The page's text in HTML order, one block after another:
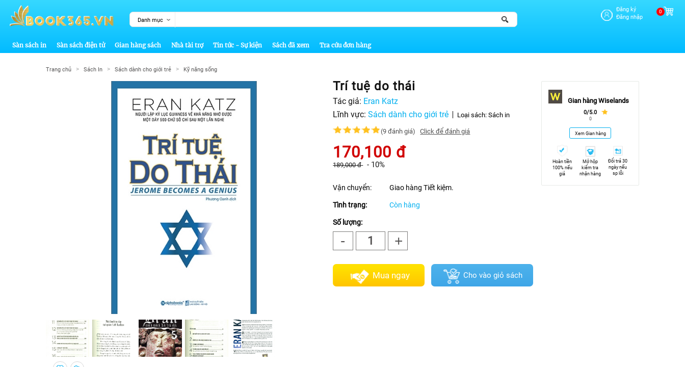
Danh mục
Đăng ký
Đăng nhập
0
Sàn sách in Sàn sách điện tử Gian hàng sách Nhà tài trợ Tin tức - Sự kiện Sách đã xem Tra cứu đơn hàng
Trang chủ > Sách In > Sách dành cho giới trẻ > Kỹ năng sống
Trí tuệ do thái
Tác giả: Eran Katz
Lĩnh vực:Sách dành cho giới trẻ Loại sách:Sách in
(9 đánh giá) Click để đánh giá
170,100 đ
189,000 đ - 10%
Vận chuyển: Giao hàng Tiết kiệm.
Tình trạng: Còn hàng
Số lượng:
- 1 +
Mua ngay Cho vào giỏ sách
Gian hàng Wiselands
0/5.0
0
Xem Gian hàng
Hoàn tiền
100% nếu
giả
Mở hộp
kiểm tra
nhận hàng
Đổi trả 30
ngày nếu
sp lỗi